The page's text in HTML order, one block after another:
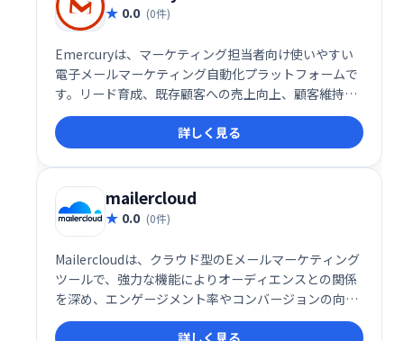
0.0 (0件)
Emercuryは、マーケティング担当者向け使いやすい
電子メールマーケティング自動化プラットフォームで
す。リード育成、既存顧客への売上向上、顧客維持率
向上を支援します。メールマーケティングのベストプ
ラクティスに基づいた教育機能も提供し、自動化の最
適化、配信・エンゲージメントの改善を実現します。
ビジネスの成長を加速させる強力なツールです。
詳しく見る
mailercloud
0.0 (0件)
Mailercloudは、クラウド型のEメールマーケティング
ツールで、強力な機能によりオーディエンスとの関係
を深め、エンゲージメント率やコンバージョンの向上
を支援します。直感的なインターフェースと柔軟な機